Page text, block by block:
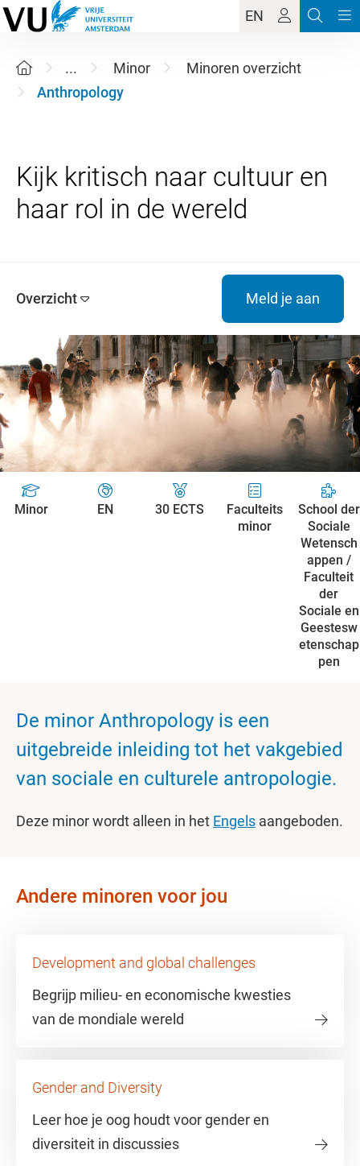
EN
... Minor
Minoren overzicht
Anthropology
Kijk kritisch naar cultuur en
Overzicht Meld je aan
Minor EN 30 ECTS
Faculteits
minor
School der
Sociale
Wetensch
appen /
Faculteit
der
Sociale en
Geestesw
etenschap
pen
De minor Anthropology is een
uitgebreide inleiding tot het vakgebied
van sociale en culturele antropologie.
Deze minor wordt alleen in het Engels aangeboden.
Andere minoren voor jou
Development and global challenges
Begrijp milieu- en economische kwesties
van de mondiale wereld
Gender and Diversity
Leer hoe je oog houdt voor gender en
diversiteit in discussies